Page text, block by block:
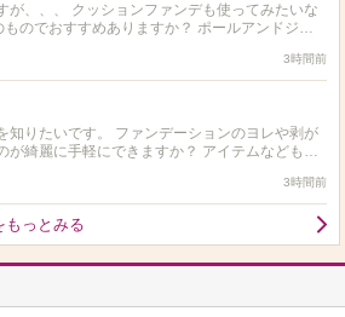
が、、、 クッションファンデも使ってみたいな
3時間前
知りたいです。 ファンデーションのヨレや剥が
が綺麗に手軽にできますか？ アイテムなども教
3時間前
もっとみる